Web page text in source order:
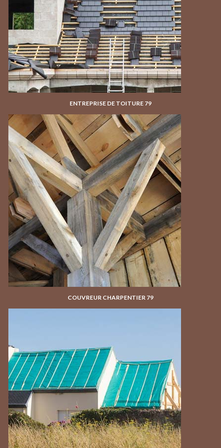
ENTREPRISE DE TOITURE 79
COUVREUR CHARPENTIER 79